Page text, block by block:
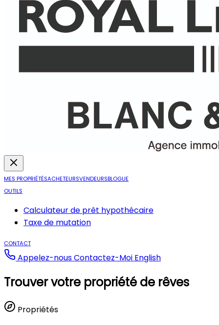
MES PROPRIÉTÉSACHETEURSVENDEURSBLOGUE
OUTILS
Calculateur de prêt hypothécaire
Taxe de mutation
CONTACT
Appelez-nousContactez-Moi English
Trouver votre propriété de rêves
Propriétés